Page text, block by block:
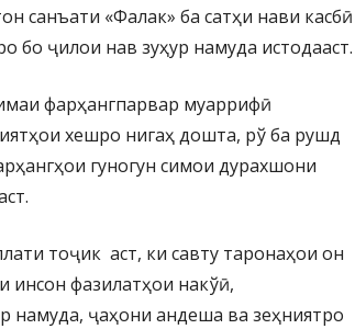
санъати «Фалак» ба сатҳи нави касбӣ
бо ҷилои нав зуҳур намуда истодааст.
фарҳангпарвар муаррифӣ
хешро нигаҳ дошта, рў ба рушд
гуногун симои дурахшони
тоҷик аст, ки савту таронаҳои он
фазилатҳои накўӣ,
намуда, ҷаҳони андеша ва зеҳниятро